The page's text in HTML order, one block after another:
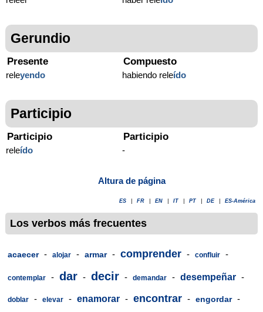
Gerundio
Presente
releyendo
Compuesto
habiendo releído
Participio
Participio
releído
Participio
-
Altura de página
ES FR EN IT PT DE ES-América
Los verbos más frecuentes
acaecer - alojar - armar - comprender - confluir -
contemplar - dar - decir - demandar - desempeñar -
doblar - elevar - enamorar - encontrar - engordar -